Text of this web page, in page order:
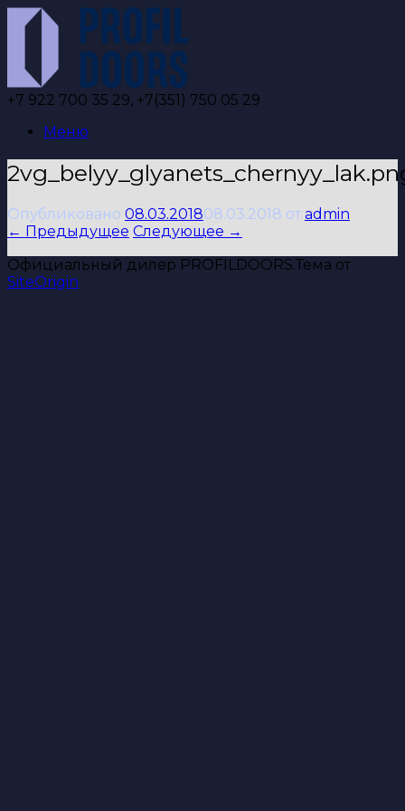
Перейти
содержанию
+7 922 700 35 29, +7(351) 750 05 29
Меню
Опубликовано 08.03.201808.03.2018 от admin
← Предыдущее Следующее →
Официальный дилер PROFILDOORS.Тема от
SiteOrigin